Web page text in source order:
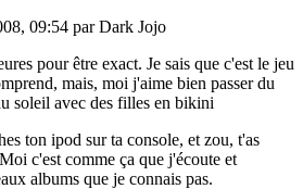
09:54 par Dark Jojo
pour être exact. Je sais que c'est le jeu
mais, moi j'aime bien passer du
soleil avec des filles en bikini
ton ipod sur ta console, et zou, t'as
c'est comme ça que j'écoute et
albums que je connais pas.